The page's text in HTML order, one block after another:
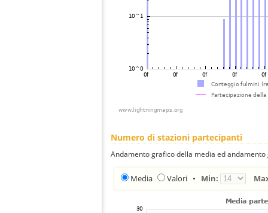
Numero di stazioni partecipanti
Andamento grafico della media ed
Media Valori • Min: